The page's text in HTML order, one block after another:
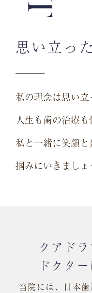
思い立っ
私の理念は思い立
人生も歯の治療も
私と一緒に笑顔
掴みにいきましょ
クアド
ドクタ
当院には、日本